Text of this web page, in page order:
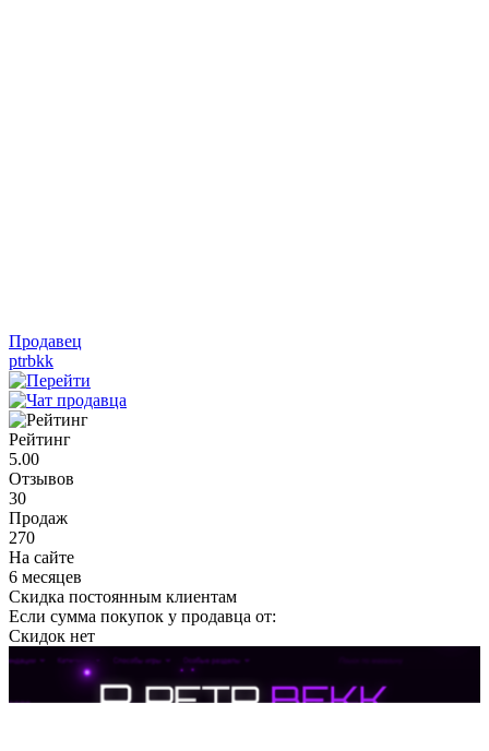
Продавец
ptrbkk
Рейтинг
5.00
Отзывов
30
Продаж
270
На сайте
6 месяцев
Скидка постоянным клиентам
Если сумма покупок у продавца от:
Скидок нет